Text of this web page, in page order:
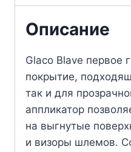
Описание
Glaco Blave первое
покрытие,
так и для
аппликатор
на выгнутые
и визоры шлемов.